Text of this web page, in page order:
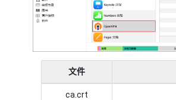
文件
ca.crt